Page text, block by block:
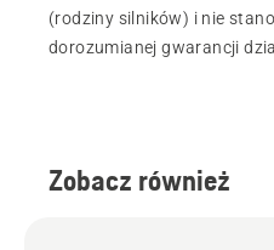
(rodziny silników) i nie
dorozumianej gwarancji
Zobacz również